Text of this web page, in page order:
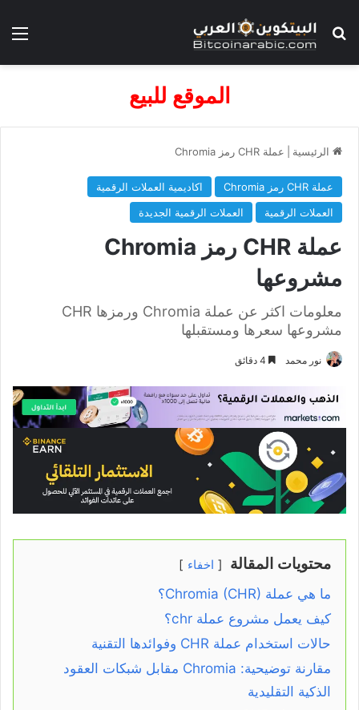
بحث عن
الموقع للبيع
الرئيسية عملة CHR رمز Chromia
عملة CHR رمز Chromia
اكاديمية العملات الرقمية
العملات الرقمية
العملات الرقمية الجديدة
عملة CHR رمز Chromia
مشروعها
معلومات اكثر عن عملة Chromia ورمزها CHR
مشروعها سعرها ومستقبلها
نور محمد
محتويات المقالة اخفاء
ما هي عملة Chromia (CHR)؟
كيف يعمل مشروع عملة chr؟
حالات استخدام عملة CHR وفوائدها التقنية
مقارنة توضيحية: Chromia مقابل شبكات العقود
الذكية التقليدية